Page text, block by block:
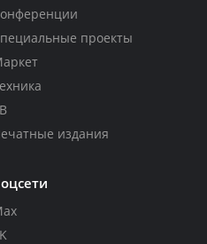
проекты
издания